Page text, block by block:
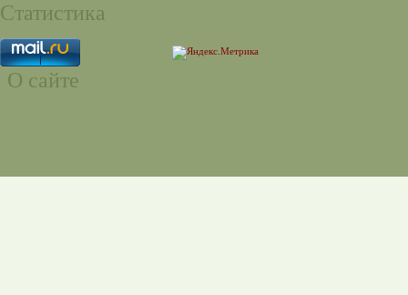
Статистика
О сайте